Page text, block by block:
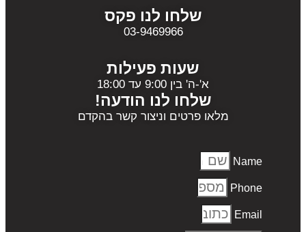
שלחו לנו פקס
03-9469966
שעות פעילות
א'-ה' בין 9:00 עד 18:00
שלחו לנו הודעה!
מלאו פרטים וניצור קשר בהקדם
Name
Phone
Email